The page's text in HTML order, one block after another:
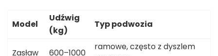
Model
Udźwig
(kg)
Typ podwozia
Zasław 600–1000
ramowe, często z dyszlem